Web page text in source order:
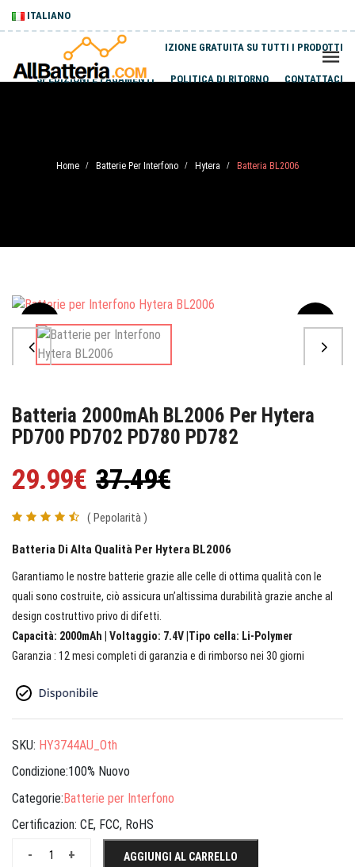
ITALIANO
SPEDIZIONE GRATUITA SU TUTTI I PRODOTTI
SPEDIZIONI E PAGAMENTI POLITICA DI RITORNO CONTATTACI
Home / Batterie Per Interfono / Hytera / Batteria BL2006
Sale
Batteria 2000mAh BL2006 Per Hytera
PD700 PD702 PD780 PD782
29.99€ 37.49€
( Pepolarità )
Batteria Di Alta Qualità Per Hytera BL2006
Garantiamo le nostre batterie grazie alle celle di ottima qualità con le
quali sono costruite, ciò assicura un’altissima durabilità grazie anche al
design costruttivo privo di difetti.
Capacità: 2000mAh | Voltaggio: 7.4V |Tipo cella: Li-Polymer
Garanzia : 12 mesi completi di garanzia e di rimborso nei 30 giorni
SKU: HY3744AU_Oth
Condizione:100% Nuovo
Categorie:Batterie per Interfono
Certificazion: CE, FCC, RoHS
+
- AGGIUNGI AL CARRELLO